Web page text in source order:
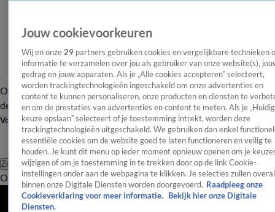
OverzichtAfleveringen Entertainment TV Algemeen
Tip
de redactieNieuwsbrief
Volg Shownieuws
Zoeken
OverzichtEntertainmentSpraakmakendRealityCrimeVideo's
Jouw cookievoorkeuren
Wij en onze 29 partners gebruiken cookies en vergelijkbare technieken
informatie te verzamelen over jou als gebruiker van onze website(s),
gedrag en jouw apparaten. Als je „Alle cookies accepteren” selecteert,
worden trackingtechnologieën ingeschakeld om onze advertenties en
content te kunnen personaliseren, onze producten en diensten te
en om de prestaties van advertenties en content te meten. Als je
keuze opslaan” selecteert of je toestemming intrekt, worden deze
trackingtechnologieën uitgeschakeld. We gebruiken dan enkel
essentiële cookies om de website goed te laten functioneren en veilig te
houden. Je kunt dit menu op ieder moment opnieuw openen om je
wijzigen of om je toestemming in te trekken door op de link Cookie-
instellingen onder aan de webpagina te klikken. Je selecties zullen overal
binnen onze Digitale Diensten worden doorgevoerd. Raadpleeg onze
Cookieverklaring voor meer informatie.
Bekijk hier onze Digitale
Diensten.